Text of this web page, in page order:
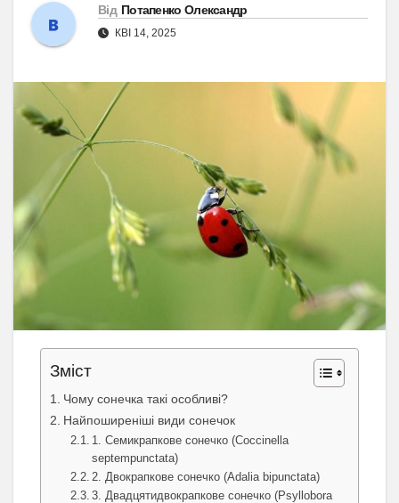
Від Потапенко Олександр
КВІ 14, 2025
Зміст
Чому сонечка такі особливі?
Найпоширеніші види сонечок
1. Семикрапкове сонечко (Coccinella
septempunctata)
2. Двокрапкове сонечко (Adalia bipunctata)
3. Двадцятидвокрапкове сонечко (Psyllobora